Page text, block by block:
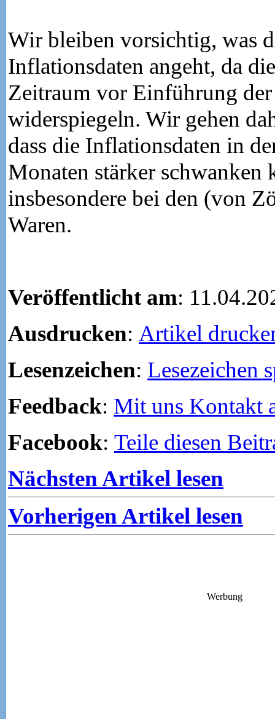
Wir bleiben vorsichtig, was
Inflationsdaten angeht, da
Zeitraum vor Einführung
widerspiegeln. Wir gehen
dass die Inflationsdaten in
Monaten stärker schwanken
insbesondere bei den (von
Waren.
Veröffentlicht am:
Ausdrucken: Artikel
Lesenzeichen: Lesezeichen
Feedback: Mit uns Kontakt
Facebook: Teile diesen
Nächsten Artikel lesen
Vorherigen Artikel lesen
Werbung